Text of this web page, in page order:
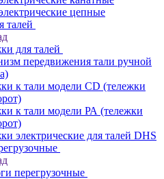
цепные
талей
для талей
передвижения тали ручной
к тали модели CD (тележки
к тали модели РА (тележки
электрические для талей DHS
перегрузочные